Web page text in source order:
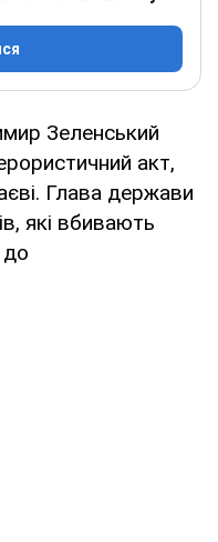
Зеленський
акт,
Глава держави
які вбивають
до